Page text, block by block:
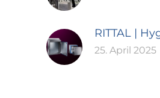
RITTAL |
25. April 2025